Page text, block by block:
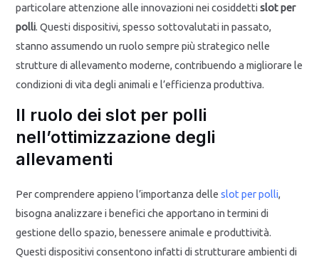
particolare attenzione alle innovazioni nei cosiddettislot per
polli. Questi dispositivi, spesso sottovalutati in passato,
stanno assumendo un ruolo sempre più strategico nelle
strutture di allevamento moderne, contribuendo a migliorare le
condizioni di vita degli animali e l’efficienza produttiva.
Il ruolo deislot per polli
nell’ottimizzazione degli
allevamenti
Per comprendere appieno l’importanza delleslot per polli,
bisogna analizzare i benefici che apportano in termini di
gestione dello spazio, benessere animale e produttività.
Questi dispositivi consentono infatti di strutturare ambienti di